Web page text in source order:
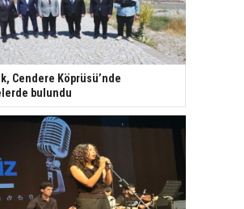
Cendere Köprüsü’nde
bulundu